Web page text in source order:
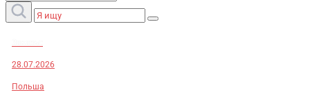
28.07.2026
Польша